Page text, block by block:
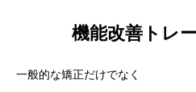
機能改善トレ
一般的な矯正だけでなく